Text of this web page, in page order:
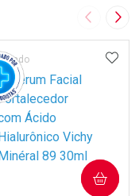
Menos
Imagem
COMPRAR